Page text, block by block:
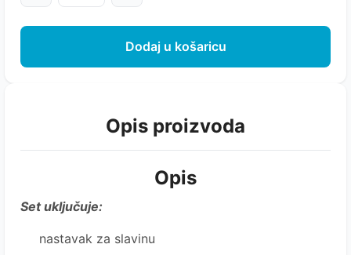
Dodaj u košaricu
Opis proizvoda
Opis
Set uključuje:
nastavak za slavinu